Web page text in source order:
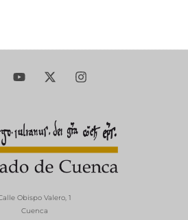
Obispo Valero, 1
Cuenca